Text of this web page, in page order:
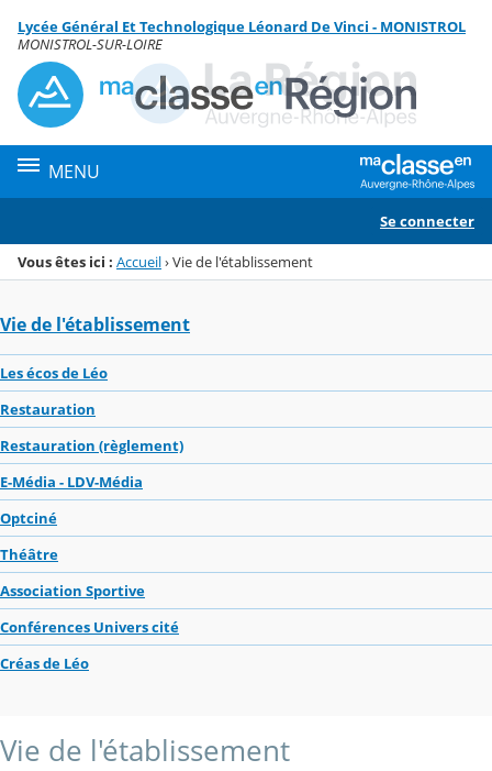
Menu de la rubrique
Contenu
Lycée Général Et Technologique Léonard De Vinci - MONISTROL
MONISTROL-SUR-LOIRE
MENU
Se connecter
Vous êtes ici : Accueil›Vie de l'établissement
Vie de l'établissement
Les écos de Léo
Restauration
Restauration (règlement)
E-Média - LDV-Média
Optciné
Théâtre
Association Sportive
Conférences Univers cité
Créas de Léo
Vie de l'établissement